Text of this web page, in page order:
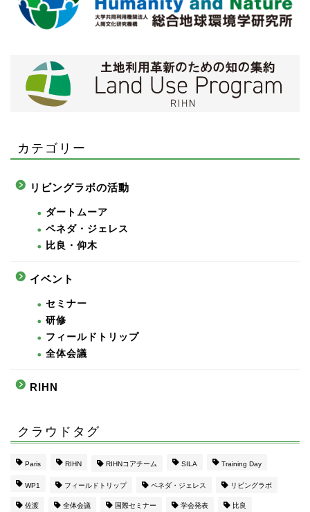
カテゴリー
リビングラボの活動
ダートムーア
ペネダ・ジェレス
比良・仰木
イベント
セミナー
研修
フィールドトリップ
全体会議
RIHN
クラウドタグ
Paris RIHN RIHNコアチーム SILA Training Day
WP1 フィールドトリップ ペネダ・ジェレス リビングラボ
佐渡 全体会議 国際セミナー 学会発表 比良